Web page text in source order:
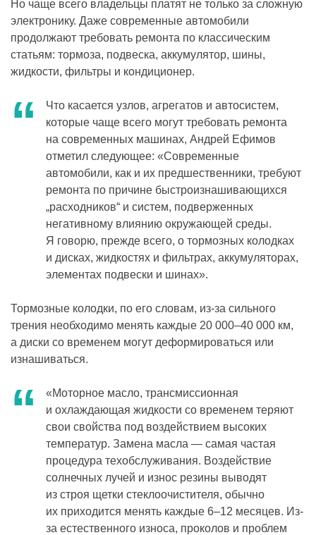
Но чаще всего владельцы платят не только за сложную
электронику. Даже современные автомобили
продолжают требовать ремонта по классическим
статьям: тормоза, подвеска, аккумулятор, шины,
жидкости, фильтры и кондиционер.
Что касается узлов, агрегатов и автосистем,
которые чаще всего могут требовать ремонта
на современных машинах, Андрей Ефимов
отметил следующее: «Современные
автомобили, как и их предшественники, требуют
ремонта по причине быстроизнашивающихся
„расходников“ и систем, подверженных
негативному влиянию окружающей среды.
Я говорю, прежде всего, о тормозных колодках
и дисках, жидкостях и фильтрах, аккумуляторах,
элементах подвески и шинах».
Тормозные колодки, по его словам, из-за сильного
трения необходимо менять каждые 20 000–40 000 км,
а диски со временем могут деформироваться или
изнашиваться.
«Моторное масло, трансмиссионная
и охлаждающая жидкости со временем теряют
свои свойства под воздействием высоких
температур. Замена масла — самая частая
процедура техобслуживания. Воздействие
солнечных лучей и износ резины выводят
из строя щетки стеклоочистителя, обычно
их приходится менять каждые 6–12 месяцев. Из-
за естественного износа, проколов и проблем